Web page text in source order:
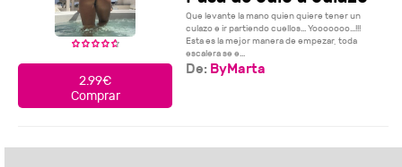
2.99€
Comprar
Que levante la mano quien quiere tener un
culazo e ir partiendo cuellos... Yooooooo...!!!
Esta es la mejor manera de empezar, toda
escalera se e...
De: ByMarta